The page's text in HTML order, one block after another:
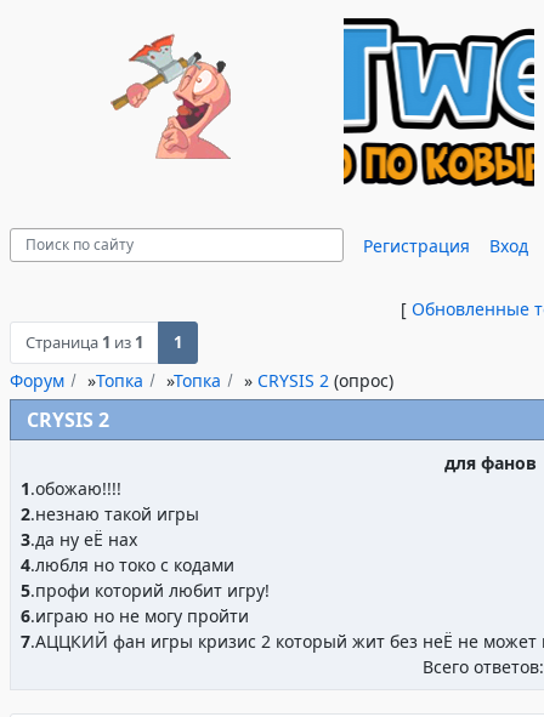
Регистрация Вход
[ Обновленные
Страница 1 из 1 1
Форум »Топка »Топка » CRYSIS 2 (опрос)
CRYSIS 2
для фанов
1.обожаю!!!!
2.незнаю такой игры
3.да ну еЁ нах
4.любля но токо с кодами
5.профи которий любит игру!
6.играю но не могу пройти
7.АЦЦКИЙ фан игры кризис 2 который жит без неЁ не может
Всего